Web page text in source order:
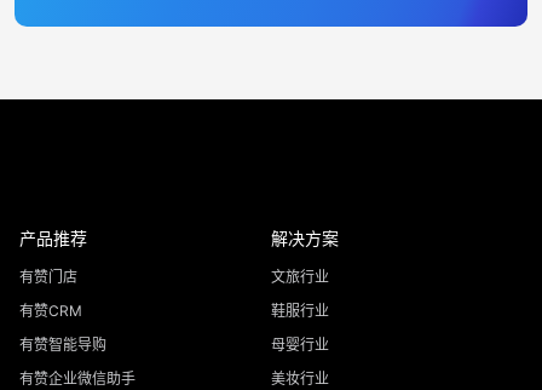
产品推荐
有赞门店
有赞CRM
有赞智能导购
有赞企业微信助手
解决方案
文旅行业
鞋服行业
母婴行业
美妆行业